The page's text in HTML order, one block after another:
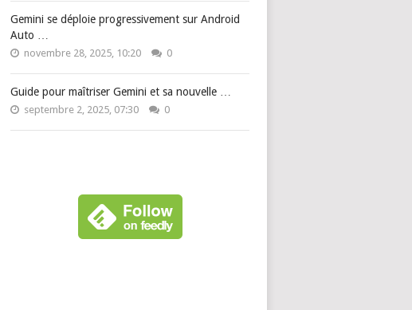
Gemini se déploie progressivement sur Android
Auto …
novembre 28, 2025, 10:20 0
Guide pour maîtriser Gemini et sa nouvelle …
septembre 2, 2025, 07:30 0